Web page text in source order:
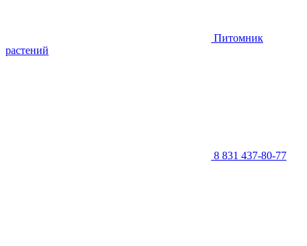
Питомник
растений
8 831 437-80-77